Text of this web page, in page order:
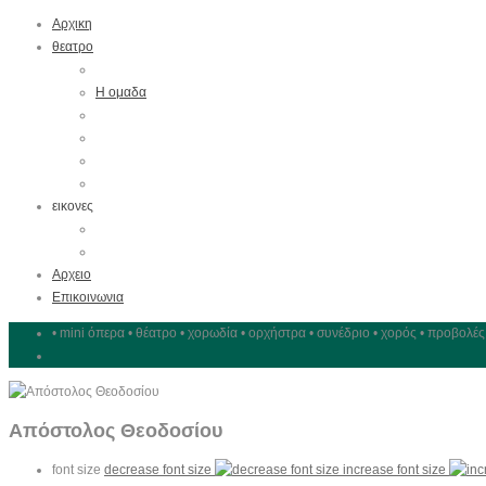
Αρχικη
θεατρο
Η ομαδα
εικονες
Αρχειο
Επικοινωνια
• mini όπερα • θέατρο • χορωδία • ορχήστρα • συνέδριο • χορός •
Απόστολος Θεοδοσίου
font size decrease font size
increase font size